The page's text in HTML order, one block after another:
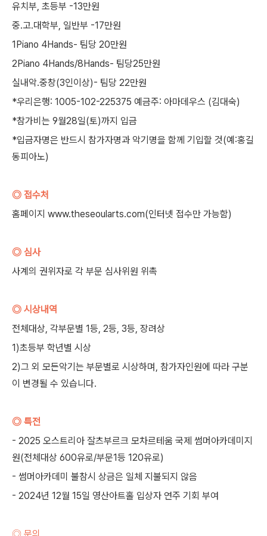
유치부, 초등부 -13만원
중.고.대학부, 일반부 -17만원
1Piano 4Hands- 팀당 20만원
2Piano 4Hands/8Hands- 팀당25만원
실내악.중창(3인이상)- 팀당 22만원
*우리은행: 1005-102-225375 예금주: 아마데우스 (김대숙)
*참가비는 9월28일(토)까지 입금
*입금자명은 반드시 참가자명과 악기명을 함께 기입할 것(예:홍길
동피아노)
◎ 접수처
홈페이지 www.theseoularts.com(인터넷 접수만 가능함)
◎ 심사
사계의 권위자로 각 부문 심사위원 위촉
◎ 시상내역
전체대상, 각부문별 1등, 2등, 3등, 장려상
1)초등부 학년별 시상
2)그 외 모든악기는 부문별로 시상하며, 참가자인원에 따라 구분
이 변경될 수 있습니다.
◎ 특전
- 2025 오스트리아 잘츠부르크 모차르테움 국제 썸머아카데미지
원(전체대상 600유로/부문1등 120유로)
- 썸머아카데미 불참시 상금은 일체 지불되지 않음
- 2024년 12월 15일 영산아트홀 입상자 연주 기회 부여